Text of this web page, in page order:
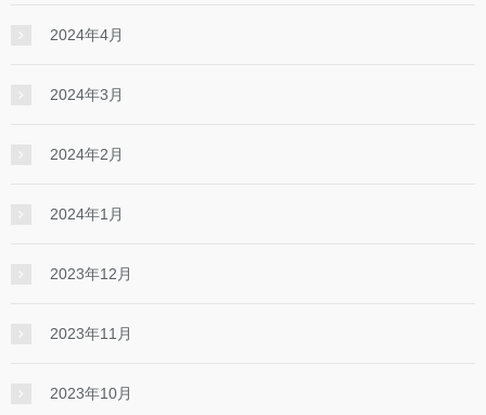
2024年4月
2024年3月
2024年2月
2024年1月
2023年12月
2023年11月
2023年10月